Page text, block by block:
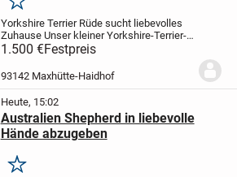
Merken
Yorkshire Terrier Rüde sucht liebevolles
Zuhause Unser kleiner Yorkshire-Terrier-
Rüde sucht ein liebevolles und
verantwortungsbewusstes
Zuhause. Alter: 11 WochenGewicht:
aktuell ca. 1,55...
1.500 €Festpreis
93142 Maxhütte-Haidhof
Heute, 15:02
Australien Shepherd in liebevolle
Hände abzugeben
Merken